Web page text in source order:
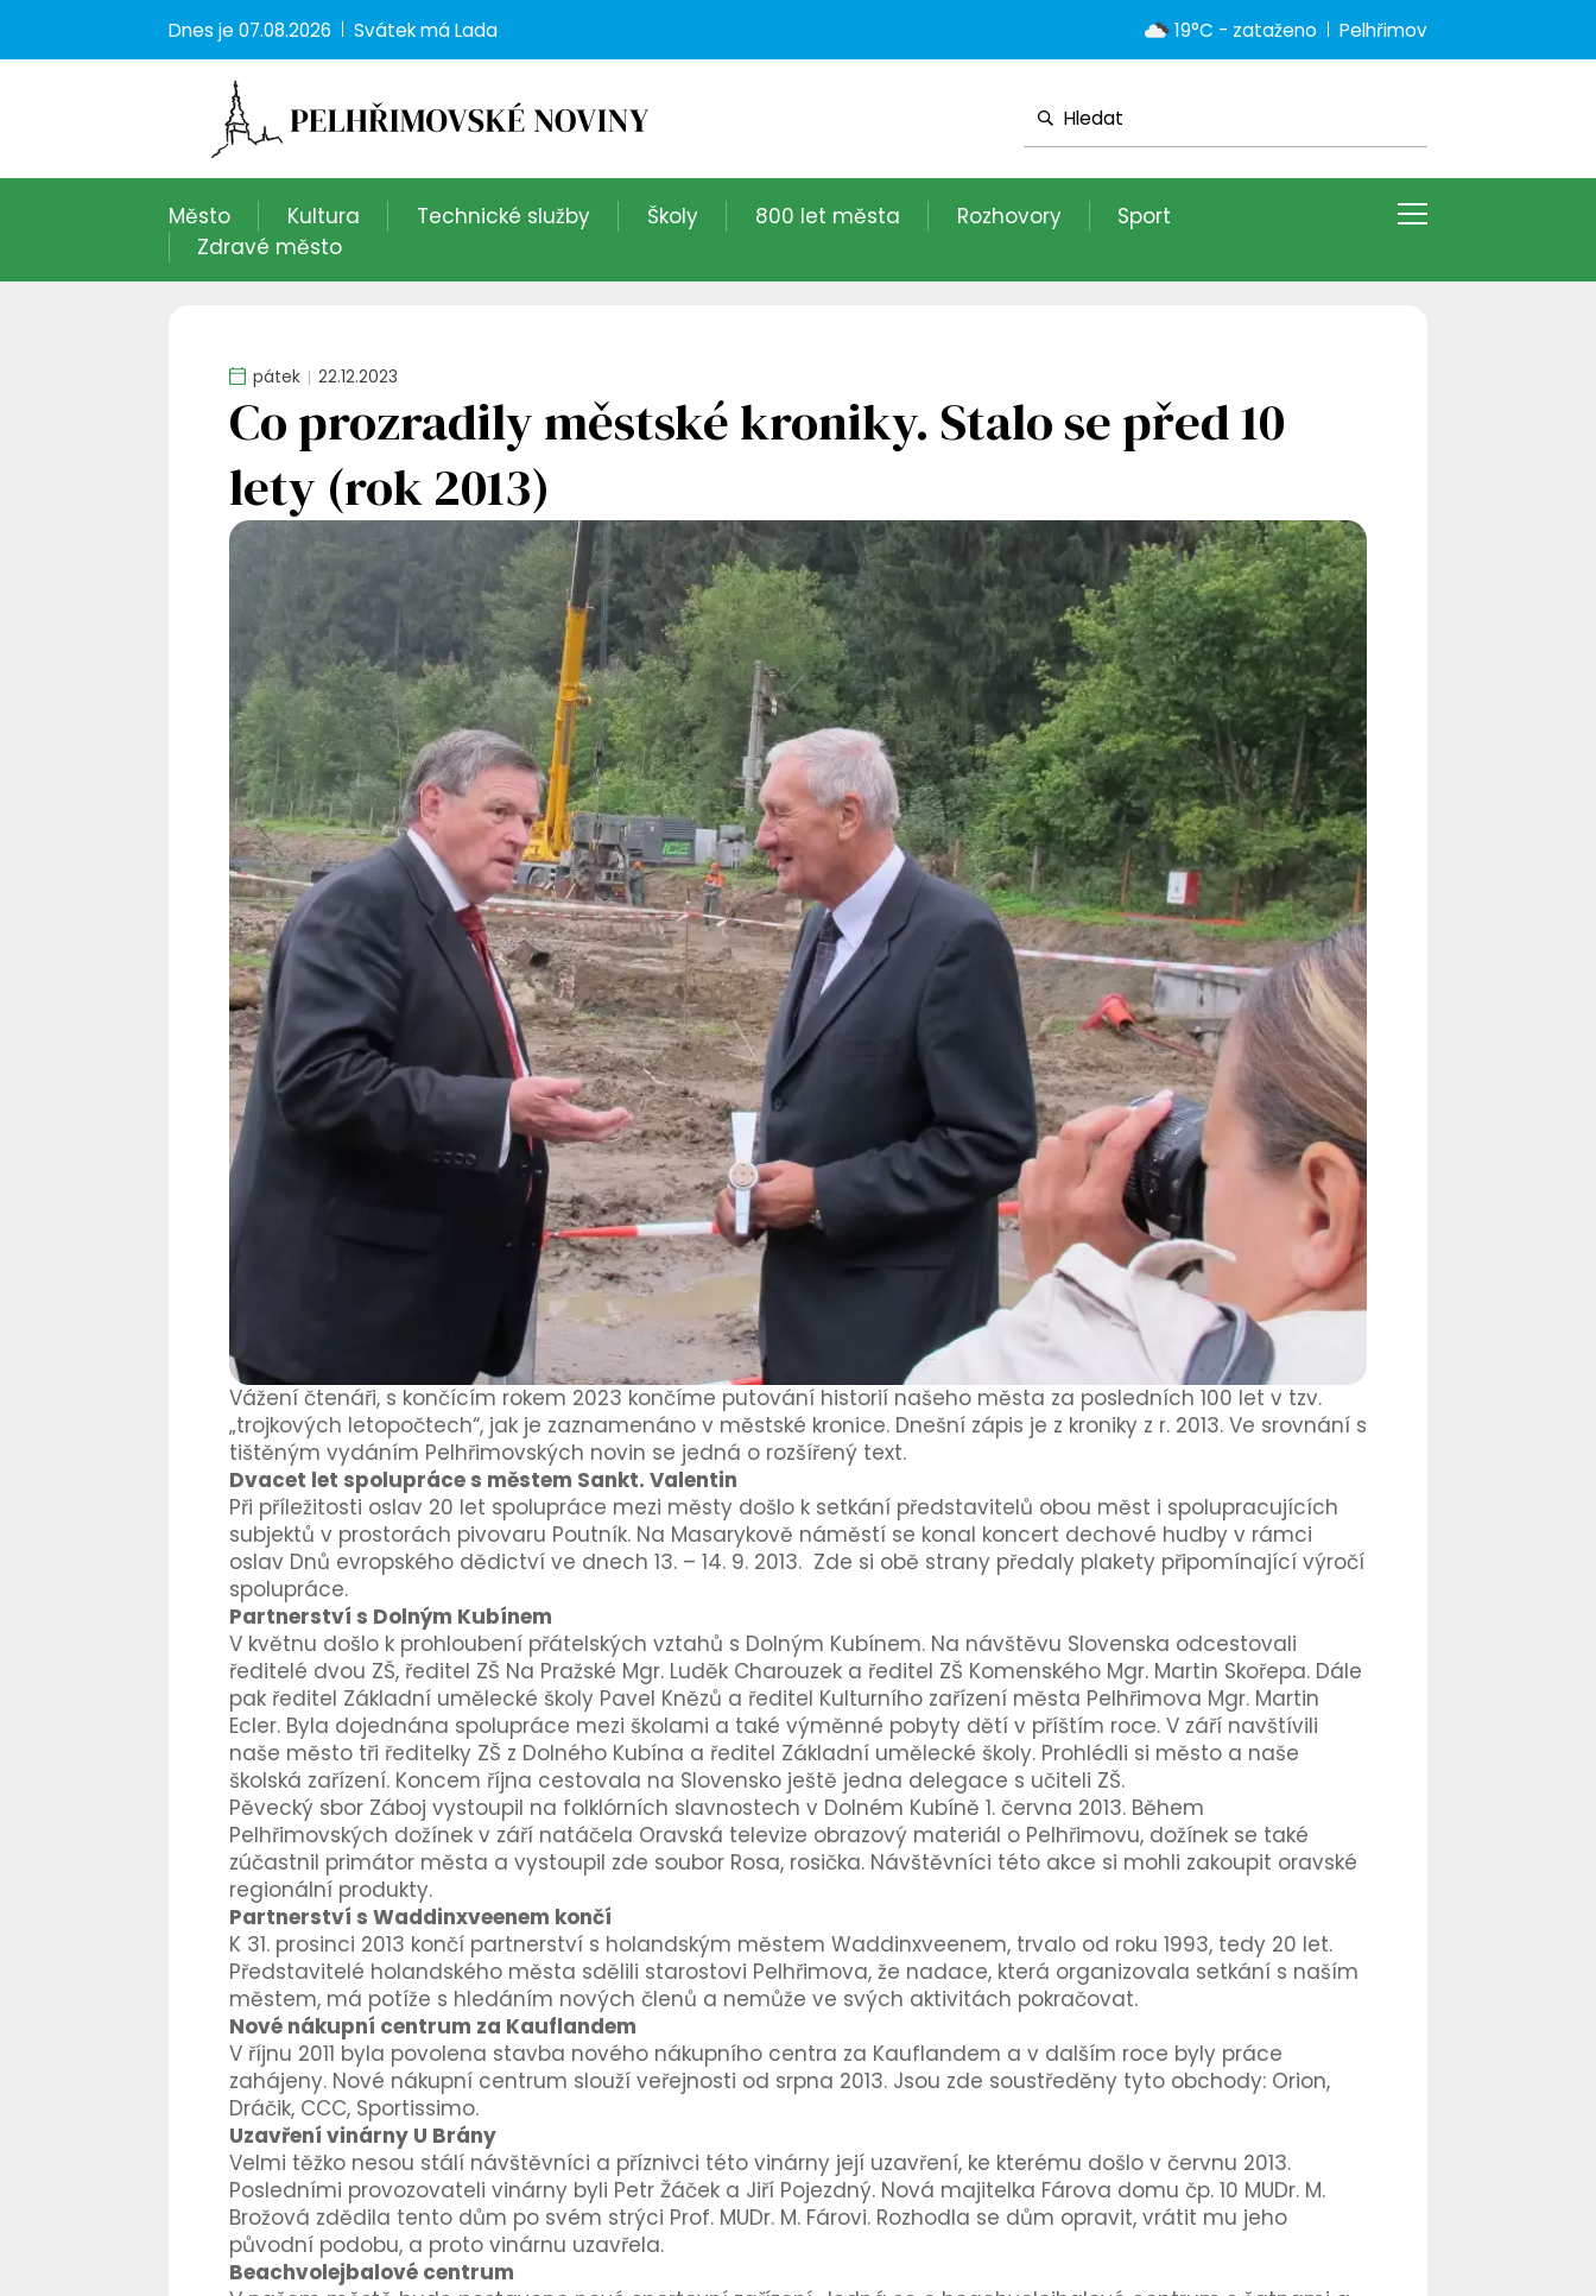
Dnes je 07.08.2026 Svátek máLada 19°C - zataženo Pelhřimov
Město Kultura Technické služby Školy 800 let města Rozhovory
Sport
Zdravé město
pátek 22.12.2023
Co prozradily městské kroniky. Stalo se před 10
lety (rok 2013)
Vážení čtenáři, s končícím rokem 2023 končíme putování historií našeho města za posledních 100 let v tzv.
„trojkových letopočtech“, jak je zaznamenáno v městské kronice. Dnešní zápis je z kroniky z r. 2013. Ve srovnání s
tištěným vydáním Pelhřimovských novin se jedná o rozšířený text.
Dvacet let spolupráce s městem Sankt. Valentin
Při příležitosti oslav 20 let spolupráce mezi městy došlo k setkání představitelů obou měst i spolupracujících
subjektů v prostorách pivovaru Poutník. Na Masarykově náměstí se konal koncert dechové hudby v rámci
oslav Dnů evropského dědictví ve dnech 13. – 14. 9. 2013. Zde si obě strany předaly plakety připomínající výročí
spolupráce.
Partnerství s Dolným Kubínem
V květnu došlo k prohloubení přátelských vztahů s Dolným Kubínem. Na návštěvu Slovenska odcestovali
ředitelé dvou ZŠ, ředitel ZŠ Na Pražské Mgr. Luděk Charouzek a ředitel ZŠ Komenského Mgr. Martin Skořepa. Dále
pak ředitel Základní umělecké školy Pavel Knězů a ředitel Kulturního zařízení města Pelhřimova Mgr. Martin
Ecler. Byla dojednána spolupráce mezi školami a také výměnné pobyty dětí v příštím roce. V září navštívili
naše město tři ředitelky ZŠ z Dolného Kubína a ředitel Základní umělecké školy. Prohlédli si město a naše
školská zařízení. Koncem října cestovala na Slovensko ještě jedna delegace s učiteli ZŠ.
Pěvecký sbor Záboj vystoupil na folklórních slavnostech v Dolném Kubíně 1. června 2013. Během
Pelhřimovských dožínek v září natáčela Oravská televize obrazový materiál o Pelhřimovu, dožínek se také
zúčastnil primátor města a vystoupil zde soubor Rosa, rosička. Návštěvníci této akce si mohli zakoupit oravské
regionální produkty.
Partnerství s Waddinxveenem končí
K 31. prosinci 2013 končí partnerství s holandským městem Waddinxveenem, trvalo od roku 1993, tedy 20 let.
Představitelé holandského města sdělili starostovi Pelhřimova, že nadace, která organizovala setkání s naším
městem, má potíže s hledáním nových členů a nemůže ve svých aktivitách pokračovat.
Nové nákupní centrum za Kauflandem
V říjnu 2011 byla povolena stavba nového nákupního centra za Kauflandem a v dalším roce byly práce
zahájeny. Nové nákupní centrum slouží veřejnosti od srpna 2013. Jsou zde soustředěny tyto obchody: Orion,
Dráčik, CCC, Sportissimo.
Uzavření vinárny U Brány
Velmi těžko nesou stálí návštěvníci a příznivci této vinárny její uzavření, ke kterému došlo v červnu 2013.
Posledními provozovateli vinárny byli Petr Žáček a Jiří Pojezdný. Nová majitelka Fárova domu čp. 10 MUDr. M.
Brožová zdědila tento dům po svém strýci Prof. MUDr. M. Fárovi. Rozhodla se dům opravit, vrátit mu jeho
původní podobu, a proto vinárnu uzavřela.
Beachvolejbalové centrum